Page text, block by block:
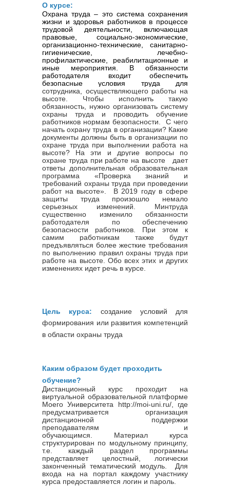
О курсе:
Охрана труда – это система сохранения
жизни и здоровья работников в процессе
трудовой деятельности, включающая
правовые, социально-экономические,
организационно-технические, санитарно-
гигиенические, лечебно-
профилактические, реабилитационные и
иные мероприятия. В обязанности
работодателя входит обеспечить
безопасные условия труда для
сотрудника, осуществляющего работы на
высоте. Чтобы исполнить такую
обязанность, нужно организовать систему
охраны труда и проводить обучение
работников нормам безопасности. С чего
начать охрану труда в организации? Какие
документы должны быть в организации по
охране труда при выполнении работа на
высоте? На эти и другие вопросы по
охране труда при работе на высоте дает
ответы дополнительная образовательная
программа «Проверка знаний и
требований охраны труда при проведении
работ на высоте». В 2019 году в сфере
защиты труда произошло немало
серьезных изменений. Минтруда
существенно изменило обязанности
работодателя по обеспечению
безопасности работников. При этом к
самим работникам также будут
предъявляться более жесткие требования
по выполнению правил охраны труда при
работе на высоте. Обо всех этих и других
изменениях идет речь в курсе.
Цель курса:
создание условий для
формирования или развития компетенций
в области охраны труда
Каким образом будет проходить
обучение?
Дистанционный курс проходит на
виртуальной образовательной платформе
Моего Университета http://moi-uni.ru/, где
предусматривается организация
дистанционной поддержки
преподавателям и
обучающимся. Материал курса
структурирован по модульному принципу,
т.е. каждый раздел программы
представляет целостный, логически
законченный тематический модуль. Для
входа на на портал каждому участнику
курса предоставляется логин и пароль.